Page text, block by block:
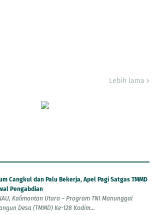
Lebih lama
Cangkul dan Palu Bekerja, Apel Pagi Satgas TMMD
Pengabdian
Kalimantan Utara – Program TNI Manunggal
Desa (TMMD) Ke-128 Kodim...